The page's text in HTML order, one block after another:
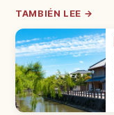
TAMBIÉN LEE →